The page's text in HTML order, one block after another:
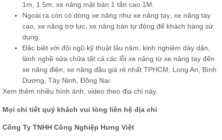
1m, 1.5m, xe nâng mặt bàn 1 tấn cao 1M.
Ngoài ra còn có dòng xe nâng như xe nâng tay, xe nâng tay
cao, xe nâng trợ lực, xe nâng bán tự động để khách hàng sử
dụng.
Đặc biệt với đội ngũ kỹ thuật lâu năm, kinh nghiệm dày dặn,
lành nghề sửa chữa tất cả các lỗi xe nâng từ xe nâng tay đến
xe nâng điện, xe nâng dầu giá rẻ nhất TPHCM, Long An, Bình
Dương, Tây Ninh, Đồng Nai.
Xem thêm nhiều hình ảnh, video theo địa chỉ này.
Mọi chi tiết quý khách vui lòng liên hệ địa chỉ
Công Ty TNHH Công Nghiệp Hưng Việt